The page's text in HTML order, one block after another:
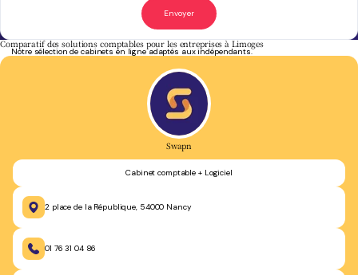
Comparatif des solutions comptables pour les entreprises à Limoges
Notre sélection de cabinets en ligne adaptés aux indépendants.
Swapn
Cabinet comptable + Logiciel
2 place de la République, 54000 Nancy
01 76 31 04 86